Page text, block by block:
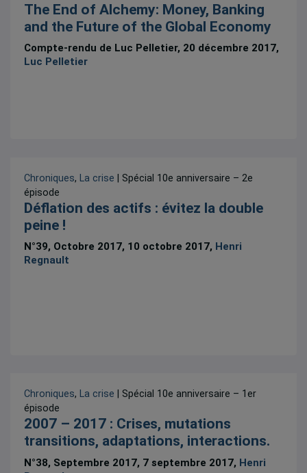
The End of Alchemy: Money, Banking
and the Future of the Global Economy
Compte-rendu de Luc Pelletier, 20 décembre 2017,
Luc Pelletier
Chroniques,La crise | Spécial 10e anniversaire – 2e
épisode
Déflation des actifs : évitez la double
peine !
N°39, Octobre 2017, 10 octobre 2017, Henri
Regnault
Chroniques, La crise | Spécial 10e anniversaire – 1er
épisode
2007 – 2017 : Crises, mutations
transitions, adaptations, interactions.
N°38, Septembre 2017, 7 septembre 2017, Henri